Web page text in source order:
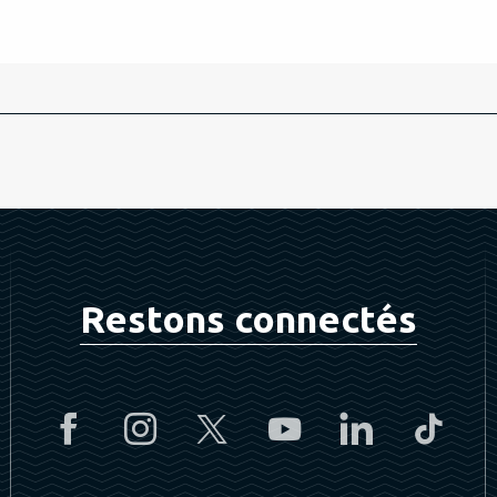
Restons connectés